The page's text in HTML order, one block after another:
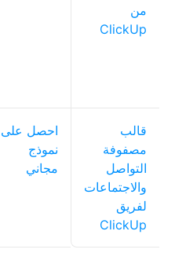
من
ClickUp
قالب
مصفوفة
التواصل
والاجتماعات
لفريق
ClickUp
احصل على
نموذج
مجاني